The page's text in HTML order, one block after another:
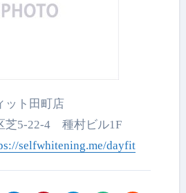
ット田町店
芝5-22-4 種村ビル1F
selfwhitening.me/dayfit